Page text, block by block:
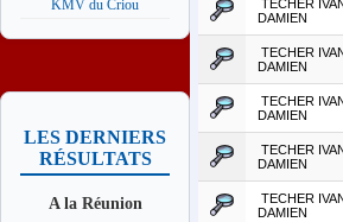
KMV du Criou
LES DERNIERS
RÉSULTATS
A la Réunion
TECHER
DAMIEN
TECHER
DAMIEN
TECHER
DAMIEN
TECHER
DAMIEN
TECHER
DAMIEN